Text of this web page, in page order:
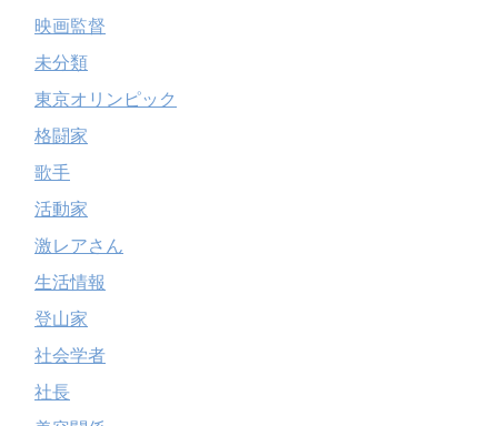
映画監督
未分類
東京オリンピック
格闘家
歌手
活動家
激レアさん
生活情報
登山家
社会学者
社長